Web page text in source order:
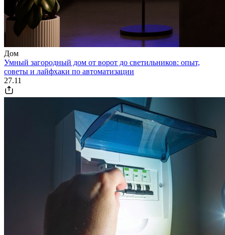
Дом
Умный загородный дом от ворот до светильников: опыт,
советы и лайфхаки по автоматизации
27.11